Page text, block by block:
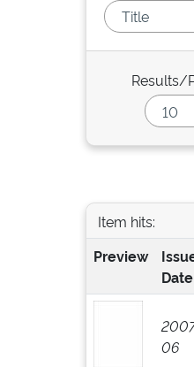
Results/
Item hits:
Preview
Date
06